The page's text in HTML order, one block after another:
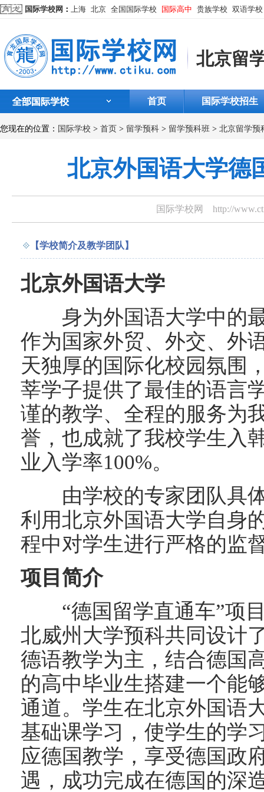
国际学校网 ： 上海 北京 全国国际学校 国际高中 贵族学校 双语学校
北京留
首页 国际学校招生
您现在的位置： 国际学校 > 首页 > 留学预科 > 留学预科班 > 北京留学预
北京外国语大学德
国际学校网 http://
【学校简介及教学团队】
北京外国语大学
身为外国语大学中的最
作为国家外贸、外交、外
天独厚的国际化校园氛围
莘学子提供了最佳的语言
谨的教学、全程的服务为
誉，也成就了我校学生入
业入学率100%。
由学校的专家团队具体
利用北京外国语大学自身
程中对学生进行严格的监
项目简介
“德国留学直通车”项目
北威州大学预科共同设计
德语教学为主，结合德国
的高中毕业生搭建一个能
通道。学生在北京外国语
基础课学习，使学生的学
应德国教学，享受德国政
遇，成功完成在德国的深